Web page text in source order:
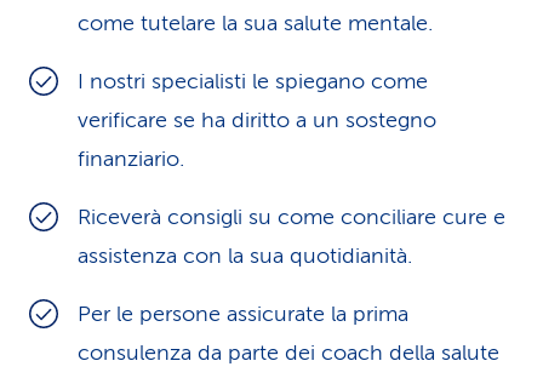
i
s
e
v
i
z
i
come tutelare la sua salute mentale.
I nostri specialisti le spiegano come
verificare se ha diritto a un sostegno
finanziario.
Riceverà consigli su come conciliare cure e
assistenza con la sua quotidianità.
Per le persone assicurate la prima
consulenza da parte dei coach della salute